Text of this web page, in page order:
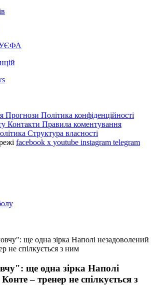
УЄФА
Прогнози Політика конфіденційності
Контакти Правила коментування
Структура власності
facebook x youtube instagram telegram
ще одна зірка Наполі незадоволений
не спілкується з ним
ще одна зірка Наполі
– тренер не спілкується з